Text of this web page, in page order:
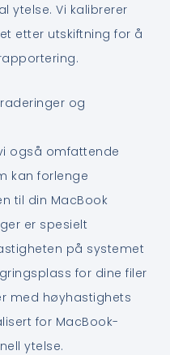
ytelse. Vi kalibrerer
etter utskiftning for å
og
også omfattende
kan forlenge
til din MacBook
er spesielt
på systemet
for dine filer
med høyhastighets
for MacBook-
ytelse.